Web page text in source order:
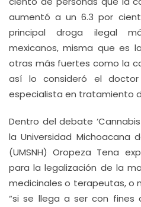
aumentó a un 6.3 por
principal droga ilegal
mexicanos, misma que es
otras más fuertes como la
así lo consideró el doctor
especialista en tratamiento
Dentro del debate
la Universidad Michoacana
(UMSNH) Oropeza Tena
para la legalización de la
medicinales o terapeutas, o
“si se llega a ser con fines